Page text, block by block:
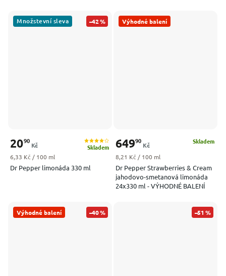
Množstevní sleva –42 %
Dr Pepper limonáda 330 ml
Skladem
2090
Kč
Měrná cena:
6,33 Kč / 100 ml
Výhodné balení
Dr Pepper Strawberries & Cream
jahodovo-smetanová limonáda
24x330 ml - VÝHODNÉ BALENÍ
Skladem
64990
Kč
Měrná cena:
8,21 Kč / 100 ml
Výhodné balení –40 % –51 %